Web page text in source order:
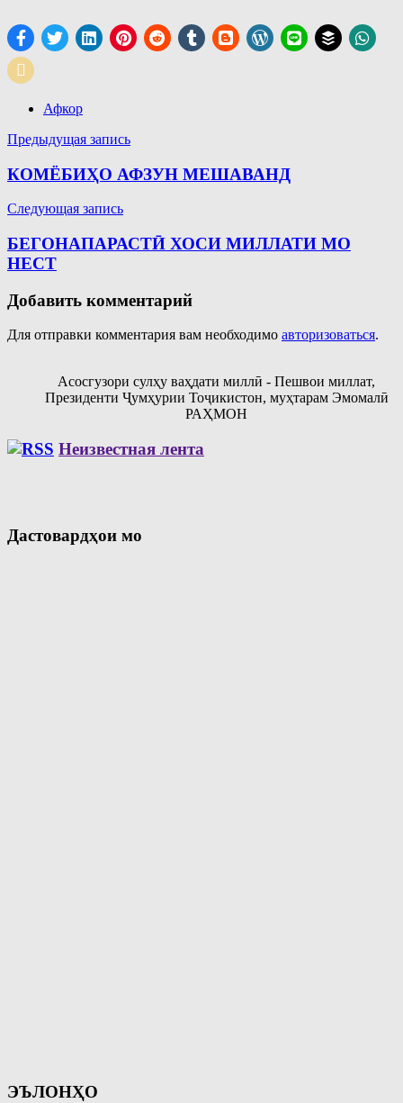
Афкор
Навигация
по
Предыдущая запись
КОМЁБИҲО АФЗУН МЕШАВАНД
Следующая запись
БЕГОНАПАРАСТӢ ХОСИ МИЛЛАТИ МО
НЕСТ
Добавить комментарий
Для отправки комментария вам необходимо авторизоваться.
Асосгузори сулҳу ваҳдати миллӣ - Пешвои миллат,
Президенти Ҷумҳурии Тоҷикистон, муҳтарам Эмомалӣ
РАҲМОН
Неизвестная лента
Дастовардҳои мо
ЭЪЛОНҲО